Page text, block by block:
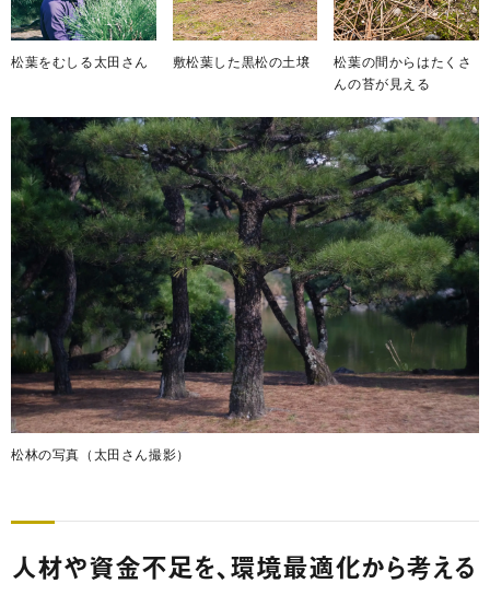
松葉をむしる太田さん 敷松葉した黒松の土壌
松葉の間からはたくさ
んの苔が見える
松林の写真（太田さん撮影）
人材や資金不足を、環境最適化から考える